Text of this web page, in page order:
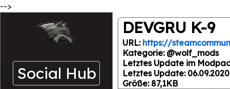
-->
Social Hub
DEVGRU K-9
URL: https://
Kategorie: @wolf_mods
Letztes Update im
Letztes Update: 06.09.2020
Größe: 87,1KB